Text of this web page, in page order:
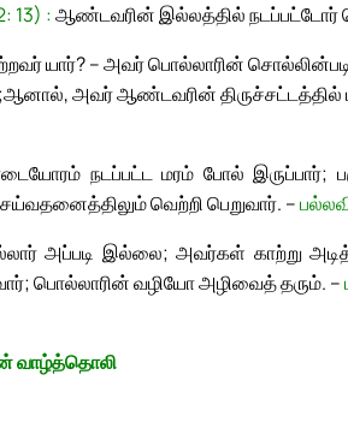
13) :ஆண்டவரின் இல்லத்தில் நடப்பட்டோர்
யார்? – அவர் பொல்லாரின்
ஆனால், அவர் ஆண்டவரின் திருச்சட்டத்தில்
நடப்பட்ட மரம் போல் இருப்பார்;
வெற்றி பெறுவார். –
அப்படி இல்லை; அவர்கள் காற்று
பொல்லாரின் வழியோ அழிவைத் தரும். –
வாழ்த்தொலி